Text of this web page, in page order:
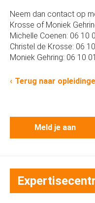
Neem dan contact op
Krosse of Moniek
Michelle Coenen: 06 10
Christel de Krosse: 06
Moniek Gehring: 06 10
Terug naar
Meld je aan